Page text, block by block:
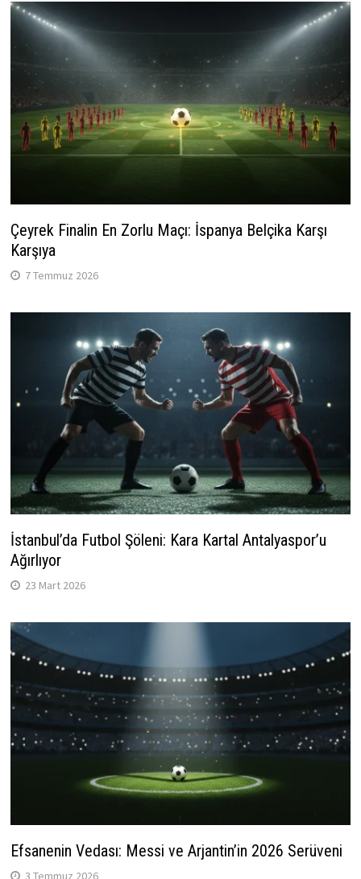
Çeyrek Finalin En Zorlu Maçı: İspanya Belçika Karşı
Karşıya
7 Temmuz 2026
İstanbul’da Futbol Şöleni: Kara Kartal Antalyaspor’u
Ağırlıyor
23 Mart 2026
Efsanenin Vedası: Messi ve Arjantin’in 2026 Serüveni
3 Temmuz 2026